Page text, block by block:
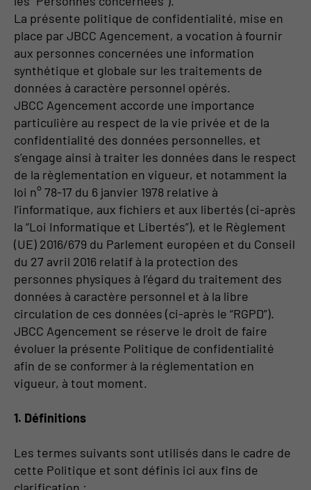
La présente politique de confidentialité, mise en
place par JBCC Agencement, a vocation à fournir
aux personnes concernées une information
synthétique et globale sur les traitements de
données à caractère personnel opérés.
JBCC Agencement accorde une importance
particulière au respect de la vie privée et de la
confidentialité des données personnelles, et
s’engage ainsi à traiter les données dans le respect
de la règlementation en vigueur, et notamment la
loi n° 78-17 du 6 janvier 1978 relative à
l’informatique, aux fichiers et aux libertés (ci-après
la “Loi Informatique et Libertés”), et le Règlement
(UE) 2016/679 du Parlement européen et du Conseil
du 27 avril 2016 relatif à la protection des
personnes physiques à l’égard du traitement des
données à caractère personnel et à la libre
circulation de ces données (ci-après le “RGPD”).
JBCC Agencement se réserve le droit de faire
évoluer la présente Politique de confidentialité
afin de se conformer à la réglementation en
vigueur, à tout moment.
1. Définitions
Les termes suivants sont utilisés dans le cadre de
cette Politique et sont définis ici aux fins de